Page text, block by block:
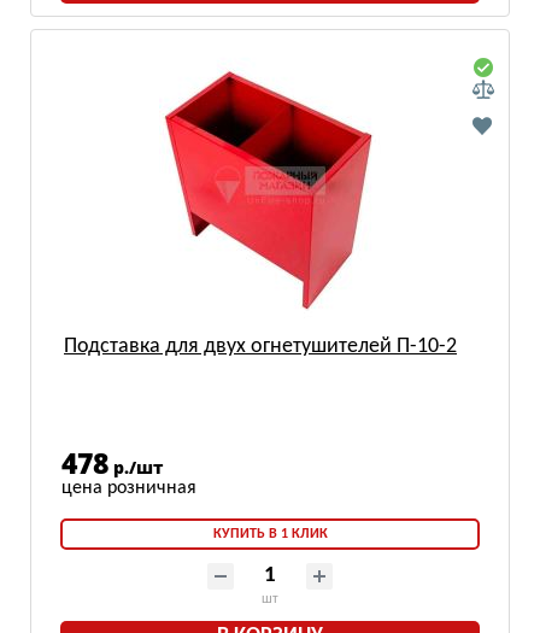
Подставка для двух огнетушителей П-10-2
478 р./шт
КУПИТЬ В 1 КЛИК
шт